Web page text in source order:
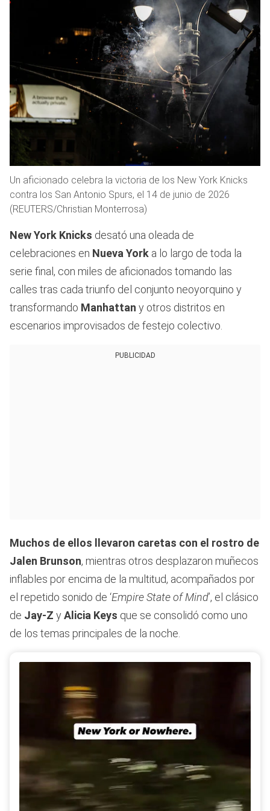
Un aficionado celebra la victoria de los New York Knicks
contra los San Antonio Spurs, el 14 de junio de 2026
(REUTERS/Christian Monterrosa)
New York Knicks desató una oleada de
celebraciones en Nueva York a lo largo de toda la
serie final, con miles de aficionados tomando las
calles tras cada triunfo del conjunto neoyorquino y
transformando Manhattan y otros distritos en
escenarios improvisados de festejo colectivo.
PUBLICIDAD
Muchos de ellos llevaron caretas con el rostro de
Jalen Brunson, mientras otros desplazaron muñecos
inflables por encima de la multitud, acompañados por
el repetido sonido de ‘Empire State of Mind’, el clásico
de Jay-Z yAlicia Keys que se consolidó como uno
de los temas principales de la noche.